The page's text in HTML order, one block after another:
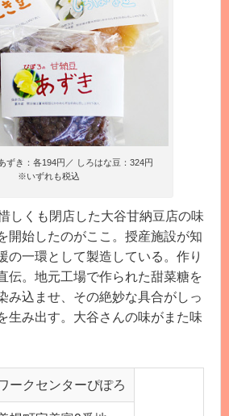
ずき：各194円／ しろはな豆：324円
※いずれも税込
しくも閉店した大谷甘納豆店の味
開始したのがここ。授産施設が知
の一環として製造している。作り
伝。地元工場で作られた甜菜糖を
み込ませ、その絶妙な具合がしっ
生み出す。大谷さんの味がまた味
ークセンターぴぽろ